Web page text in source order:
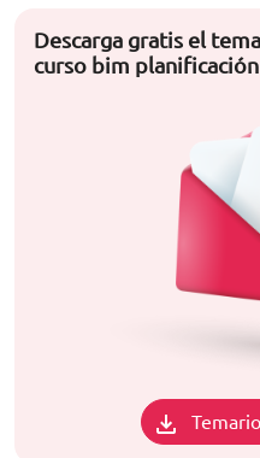
Descarga gratis el
curso bim